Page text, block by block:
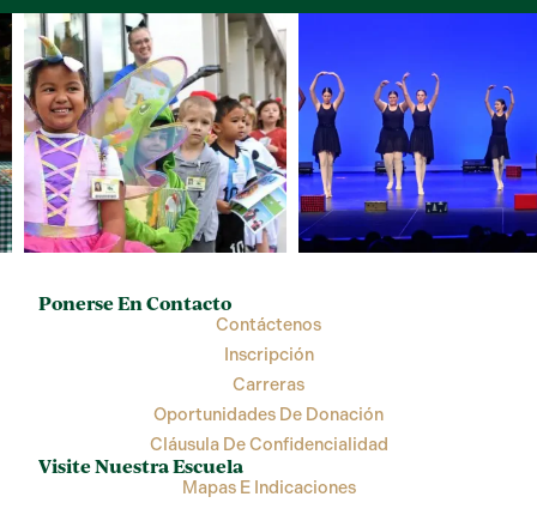
Ponerse En Contacto
Contáctenos
Inscripción
Carreras
Oportunidades De Donación
Cláusula De Confidencialidad
Visite Nuestra Escuela
Mapas E Indicaciones